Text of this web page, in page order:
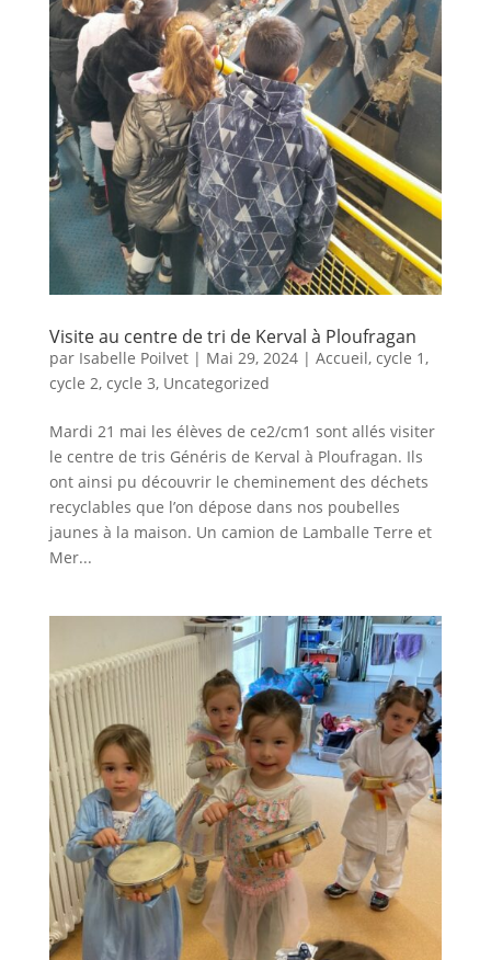
Visite au centre de tri de Kerval à Ploufragan
par Isabelle Poilvet| Mai 29, 2024| Accueil, cycle 1,
cycle 2, cycle 3, Uncategorized
Mardi 21 mai les élèves de ce2/cm1 sont allés visiter
le centre de tris Généris de Kerval à Ploufragan. Ils
ont ainsi pu découvrir le cheminement des déchets
recyclables que l’on dépose dans nos poubelles
jaunes à la maison. Un camion de Lamballe Terre et
Mer...